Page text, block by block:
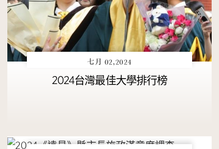
七月 02,2024
2024台灣最佳大學排行榜